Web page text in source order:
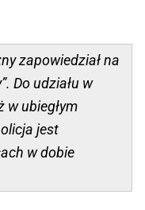
zapowiedział na
Do udziału w
w ubiegłym
jest
w dobie